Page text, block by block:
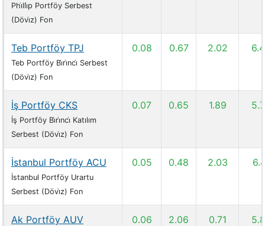
Phi̇lli̇p Portföy Serbest
(Dövi̇z) Fon
Teb Portföy TPJ
Teb Portföy Bi̇ri̇nci̇ Serbest
(Dövi̇z) Fon
0.08 0.67 2.02
İş Portföy CKS
İş Portföy Bi̇ri̇nci̇ Katılım
Serbest (Dövi̇z) Fon
0.07 0.65 1.89
İstanbul Portföy ACU
İstanbul Portföy Urartu
Serbest (Dövi̇z) Fon
0.05 0.48 2.03
Ak Portföy AUV 0.06 2.06 0.71